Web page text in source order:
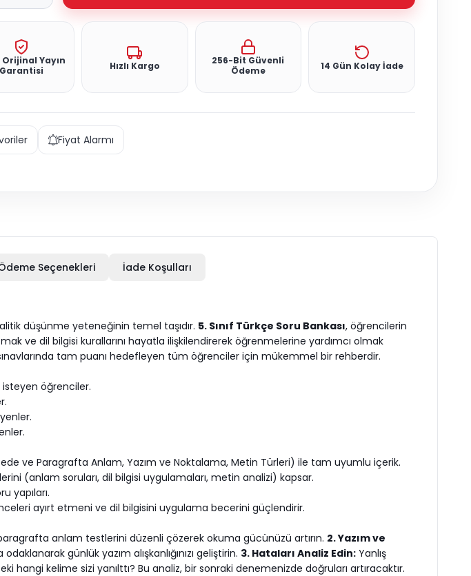
Orijinal Yayın
Garantisi
Hızlı Kargo
256-Bit Güvenli
Ödeme
14 Gün Kolay İade
Fiyat Alarmı
Seçenekleri İade Koşulları
düşünme yeteneğinin temel taşıdır. 5. Sınıf Türkçe Soru Bankası, öğrencilerin
ve dil bilgisi kurallarını hayatla ilişkilendirerek öğrenmelerine yardımcı olmak
tam puanı hedefleyen tüm öğrenciler için mükemmel bir rehberdir.
öğrenciler.
ve Paragrafta Anlam, Yazım ve Noktalama, Metin Türleri) ile tam uyumlu içerik.
(anlam soruları, dil bilgisi uygulamaları, metin analizi) kapsar.
yapıları.
ayırt etmeni ve dil bilgisini uygulama becerini güçlendirir.
anlam testlerini düzenli çözerek okuma gücünüzü artırın. 2. Yazım ve
günlük yazım alışkanlığınızı geliştirin. 3. Hataları Analiz Edin: Yanlış
hangi kelime sizi yanılttı? Bu analiz, bir sonraki denemenizde doğruları artıracaktır.